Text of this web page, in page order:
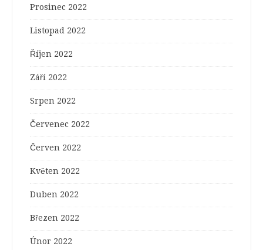
Prosinec 2022
Listopad 2022
Říjen 2022
Září 2022
Srpen 2022
Červenec 2022
Červen 2022
Květen 2022
Duben 2022
Březen 2022
Únor 2022